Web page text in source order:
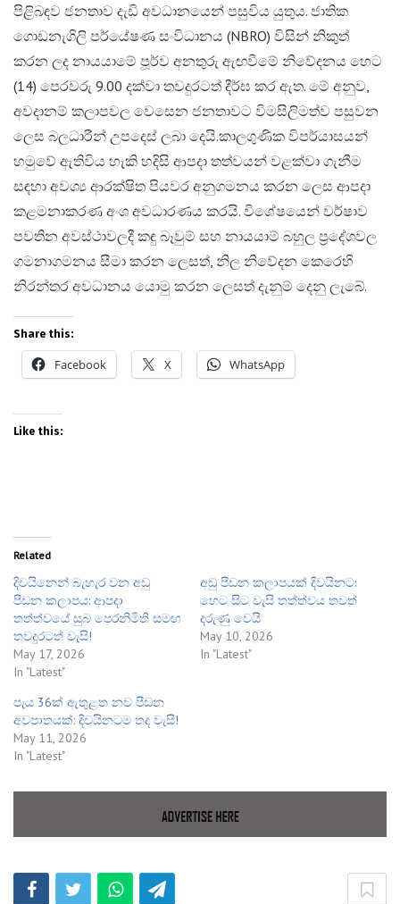
පිළිබඳව ජනතාව දැඩි අවධානයෙන් පසුවිය යුතුය. ජාතික
ගොඩනැගිලි පර්යේෂණ සංවිධානය (NBRO) විසින් නිකුත්
කරන ලද නායයාමේ පූර්ව අනතුරු ඇඟවීමේ නිවේදනය හෙට
(14) පෙරවරු 9.00 දක්වා තවදුරටත් දීර්ඝ කර ඇත. මේ අනුව,
අවදානම් කලාපවල වෙසෙන ජනතාවට විමසිලිමත්ව පසුවන
ලෙස බලධාරීන් උපදෙස් ලබා දෙයි.​කාලගුණික විපර්යාසයන්
හමුවේ ඇතිවිය හැකි හදිසි ආපදා තත්වයන් වළක්වා ගැනීම
සඳහා අවශ්‍ය ආරක්ෂිත පියවර අනුගමනය කරන ලෙස ආපදා
කළමනාකරණ අංශ අවධාරණය කරයි. විශේෂයෙන් වර්ෂාව
පවතින අවස්ථාවලදී කඳු බෑවුම් සහ නායයාම් බහුල ප්‍රදේශවල
ගමනාගමනය සීමා කරන ලෙසත්, නිල නිවේදන කෙරෙහි
නිරන්තර අවධානය යොමු කරන ලෙසත් දැනුම් දෙනු ලැබේ.
Share this:
Facebook X WhatsApp
Like this:
Related
දිවයිනෙන් බැහැර වන අඩු
පීඩන කලාපය: ආපදා
තත්ත්වයේ සුබ පෙරනිමිති සමඟ
තවදුරටත් වැසි!
May 17, 2026
In "Latest"
අඩු පීඩන කලාපයක් දිවයිනට:
හෙට සිට වැසි තත්ත්වය තවත්
දරුණු වෙයි
May 10, 2026
In "Latest"
පැය 36ක් ඇතුළත නව පීඩන
අවපාතයක්: දිවයිනටම තද වැසි!
May 11, 2026
In "Latest"